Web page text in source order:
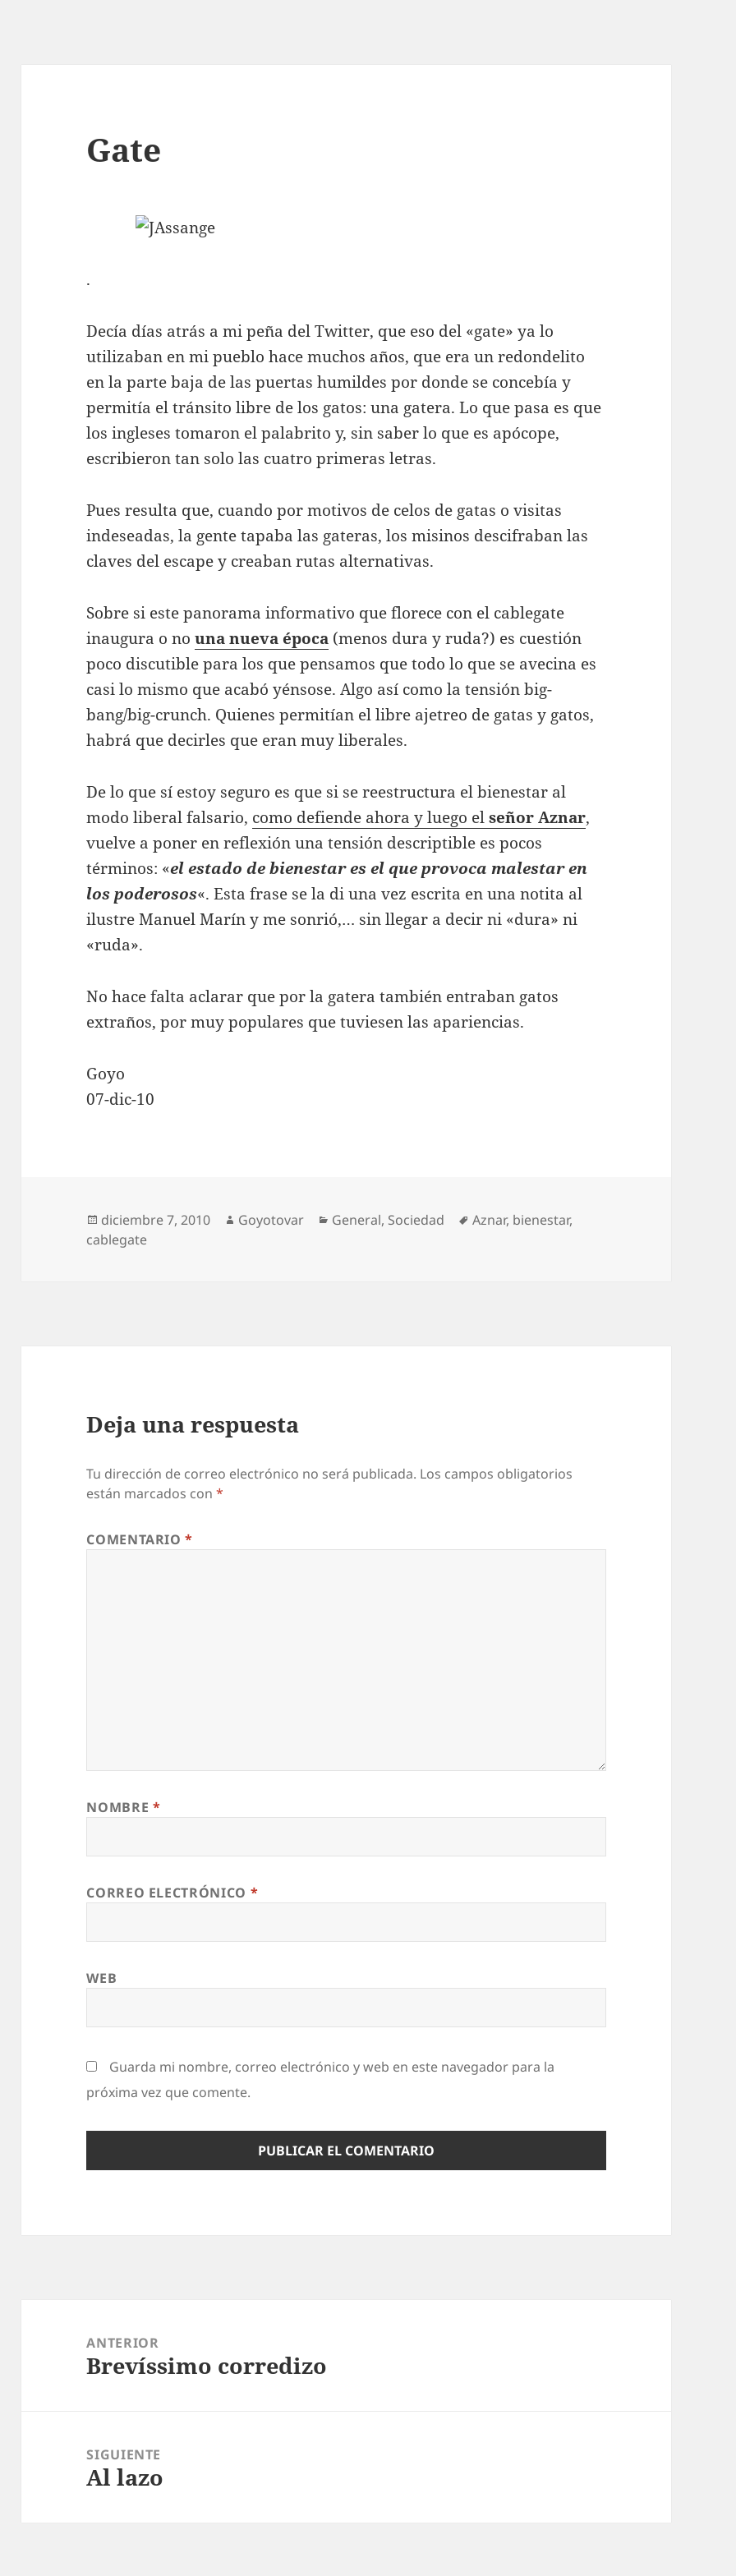
Gate
.
Decía días atrás a mi peña del Twitter, que eso del «gate» ya lo
utilizaban en mi pueblo hace muchos años, que era un redondelito
en la parte baja de las puertas humildes por donde se concebía y
permitía el tránsito libre de los gatos: una gatera. Lo que pasa es que
los ingleses tomaron el palabrito y, sin saber lo que es apócope,
escribieron tan solo las cuatro primeras letras.
Pues resulta que, cuando por motivos de celos de gatas o visitas
indeseadas, la gente tapaba las gateras, los misinos descifraban las
claves del escape y creaban rutas alternativas.
Sobre si este panorama informativo que florece con el cablegate
inaugura o nouna nueva época (menos dura y ruda?) es cuestión
poco discutible para los que pensamos que todo lo que se avecina es
casi lo mismo que acabó yénsose. Algo así como la tensión big-
bang/big-crunch. Quienes permitían el libre ajetreo de gatas y gatos,
habrá que decirles que eran muy liberales.
De lo que sí estoy seguro es que si se reestructura el bienestar al
modo liberal falsario, como defiende ahora y luego elseñor Aznar,
vuelve a poner en reflexión una tensión descriptible es pocos
términos: «el estado de bienestar es el que provoca malestar en
los poderosos«. Esta frase se la di una vez escrita en una notita al
ilustre Manuel Marín y me sonrió,… sin llegar a decir ni «dura» ni
«ruda».
No hace falta aclarar que por la gatera también entraban gatos
extraños, por muy populares que tuviesen las apariencias.
Goyo
07-dic-10
Publicado
el
diciembre 7, 2010 Autor
Goyotovar Categorías
General, Sociedad Etiquetas
Aznar, bienestar,
cablegate
Deja una respuesta
Tu dirección de correo electrónico no será publicada. Los campos obligatorios
están marcados con*
COMENTARIO*
NOMBRE *
CORREO ELECTRÓNICO *
WEB
Guarda mi nombre, correo electrónico y web en este navegador para la
próxima vez que comente.
entradas
ANTERIOR
Entrada
Brevíssimo corredizo
SIGUIENTE
Entrada
Al lazo